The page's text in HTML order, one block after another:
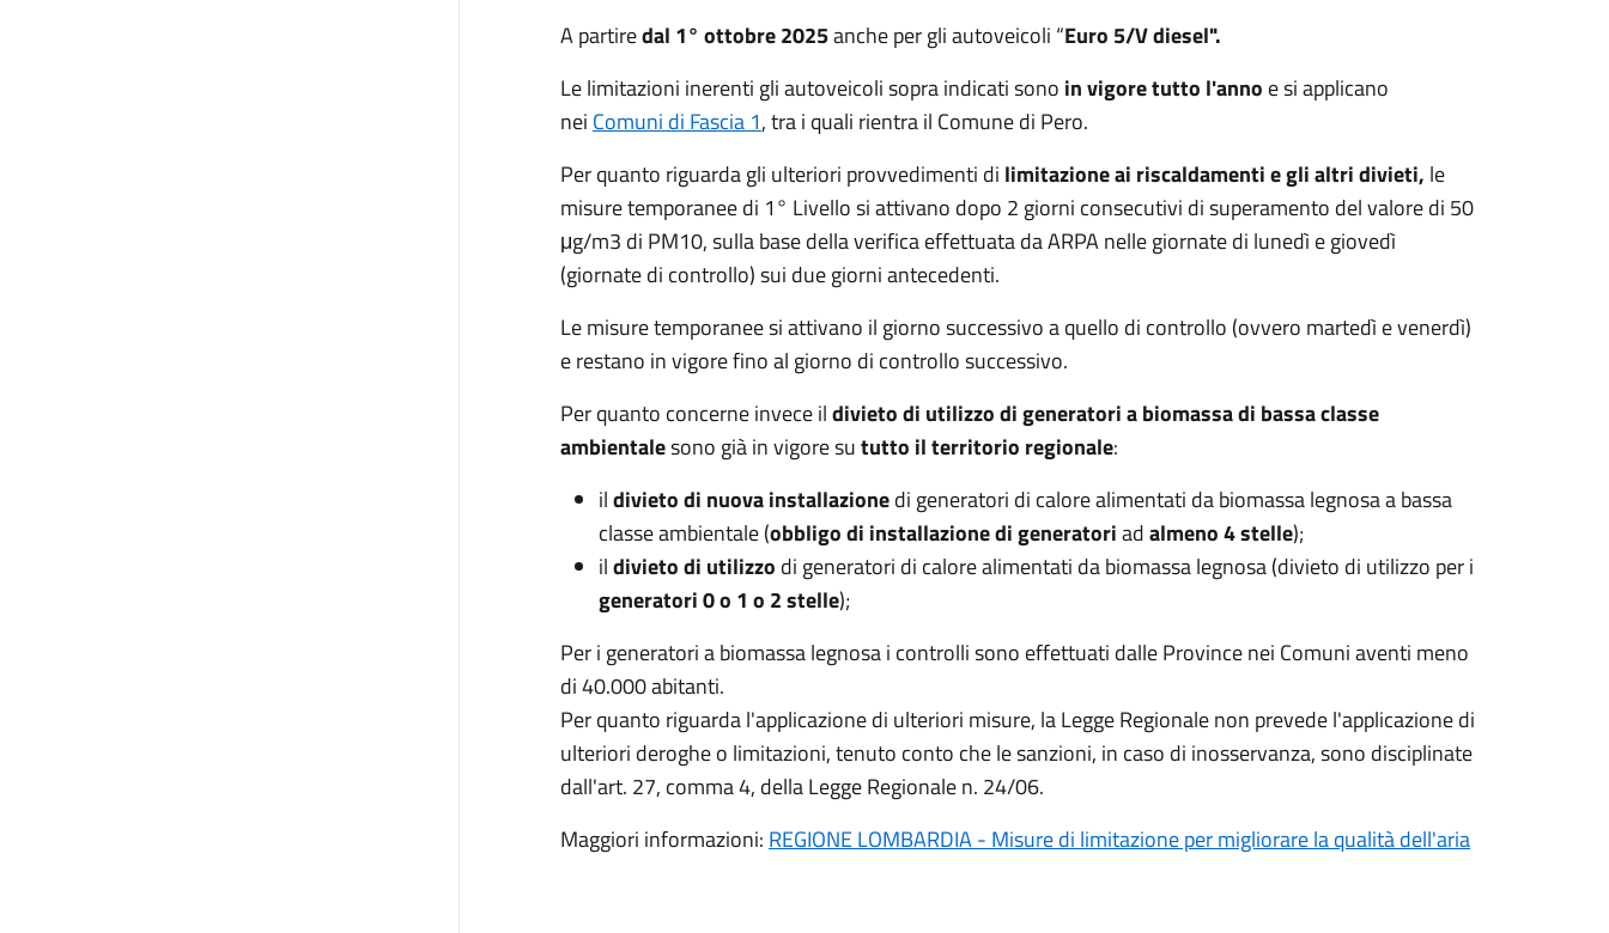
A partiredal 1° ottobre 2025anche per gli autoveicoli “Euro 5/V diesel".
Le limitazioni inerenti gli autoveicoli sopra indicati sono in vigore tutto l'anno e si applicano
nei Comuni di Fascia 1, tra i quali rientra il Comune di Pero.
Per quanto riguarda gli ulteriori provvedimenti di limitazione ai riscaldamentie gli altri divieti, le
misure temporanee di 1° Livello si attivano dopo 2 giorni consecutivi di superamento del valore di 50
μg/m3 di PM10, sulla base della verifica effettuata da ARPA nelle giornate di lunedì e giovedì
(giornate di controllo) sui due giorni antecedenti.
Le misure temporanee si attivano il giorno successivo a quello di controllo (ovvero martedì e venerdì)
e restano in vigore fino al giorno di controllo successivo.
Per quanto concerne invece ildivieto di utilizzo di generatori a biomassa di bassa classe
ambientalesono già in vigore sututto il territorio regionale:
ildivieto di nuova installazionedi generatori di calore alimentati da biomassa legnosa a bassa
classe ambientale (obbligo di installazione di generatoriadalmeno 4 stelle);
ildivieto di utilizzo di generatori di calore alimentati da biomassa legnosa (divieto di utilizzo per i
generatori 0 o 1 o 2 stelle);
Per i generatori a biomassa legnosa i controlli sono effettuati dalle Province nei Comuni aventi meno
di 40.000 abitanti.
Per quanto riguarda l'applicazione di ulteriori misure, la Legge Regionale non prevede l'applicazione di
ulteriori deroghe o limitazioni, tenuto conto che le sanzioni, in caso di inosservanza, sono disciplinate
dall'art. 27, comma 4, della Legge Regionale n. 24/06.
Maggiori informazioni: REGIONE LOMBARDIA - Misure di limitazione per migliorare la qualità dell'aria